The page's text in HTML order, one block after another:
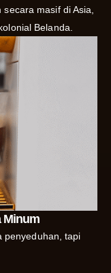
masif di Asia,
Belanda.
Minum
penyeduhan, tapi